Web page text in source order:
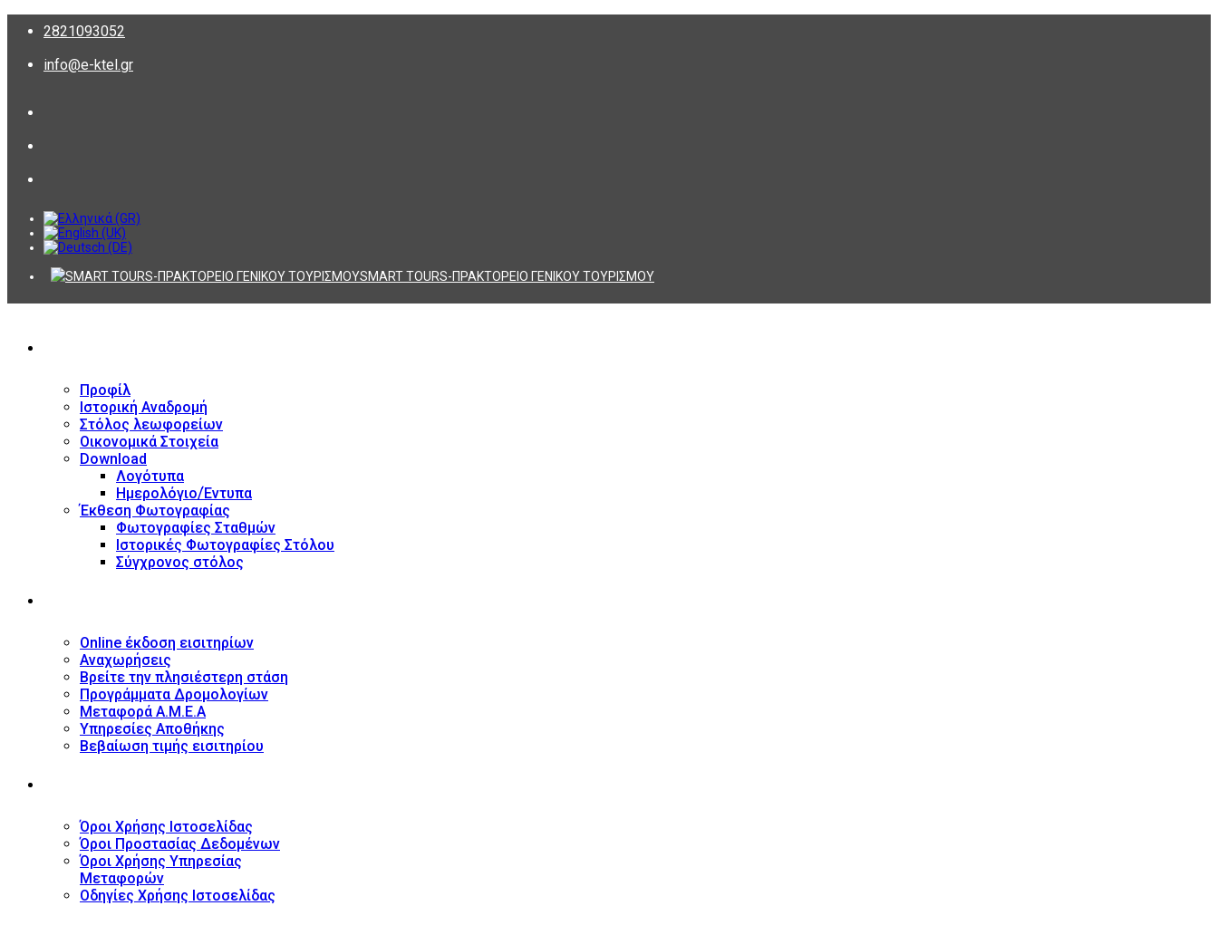
2821093052
info@e-ktel.gr
SMART TOURS-ΠΡΑΚΤΟΡΕΙΟ ΓΕΝΙΚΟΥ ΤΟΥΡΙΣΜΟΥ
Προφίλ
Ιστορική Αναδρομή
Στόλος λεωφορείων
Οικονομικά Στοιχεία
Download
Λογότυπα
Ημερολόγιο/Έντυπα
Έκθεση Φωτογραφίας
Φωτογραφίες Σταθμών
Ιστορικές Φωτογραφίες Στόλου
Σύγχρονος στόλος
Online έκδοση εισιτηρίων
Αναχωρήσεις
Βρείτε την πλησιέστερη στάση
Προγράμματα Δρομολογίων
Μεταφορά Α.Μ.Ε.Α
Υπηρεσίες Αποθήκης
Βεβαίωση τιμής εισιτηρίου
Όροι Χρήσης Ιστοσελίδας
Όροι Προστασίας Δεδομένων
Όροι Χρήσης Υπηρεσίας
Μεταφορών
Οδηγίες Χρήσης Ιστοσελίδας